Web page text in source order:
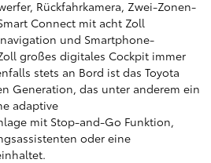
Rückfahrkamera, Zwei-Zonen-
Connect mit acht Zoll
und Smartphone-
großes digitales Cockpit immer
stets an Bord ist das Toyota
Generation, das unter anderem ein
adaptive
mit Stop-and-Go Funktion,
oder eine